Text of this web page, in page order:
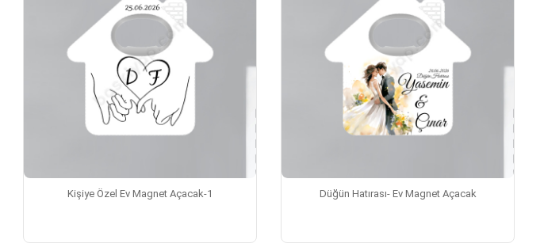
Kişiye Özel Ev Magnet Açacak-1 Düğün Hatırası- Ev Magnet Açacak